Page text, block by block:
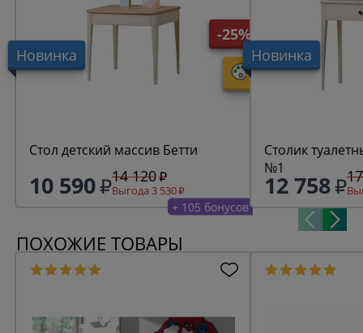
Новинка
-25%
Стол детский массив Бетти
10 590 14 120
Выгода 3 530
+ 105 бонусов
Новинка
Столик
№1
12 758
ПОХОЖИЕ ТОВАРЫ